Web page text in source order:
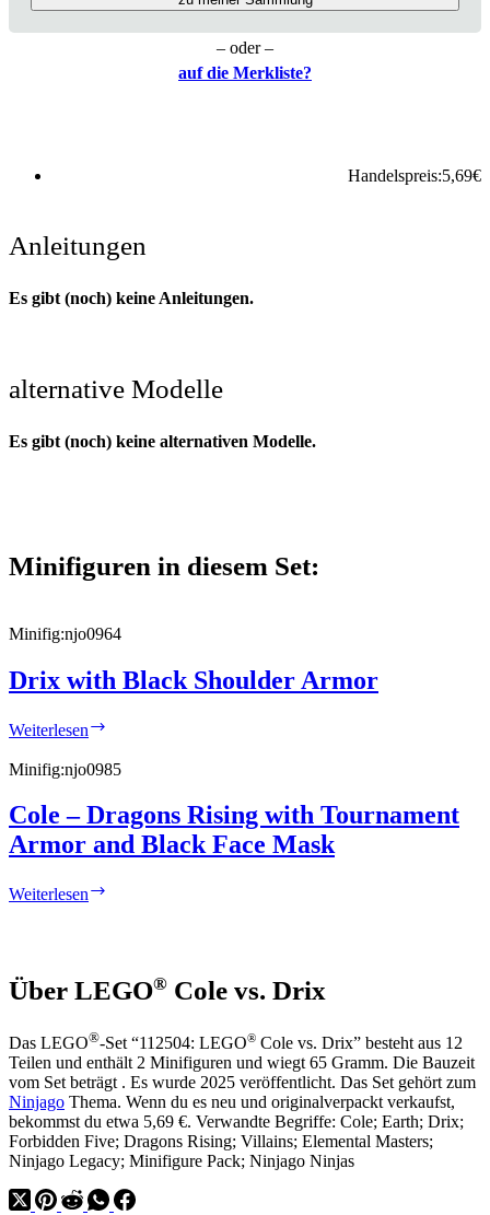
– oder –
auf die Merkliste?
Handelspreis:5,69€
Anleitungen
Es gibt (noch) keine Anleitungen.
alternative Modelle
Es gibt (noch) keine alternativen Modelle.
Minifiguren in diesem Set:
Minifig:njo0964
Drix with Black Shoulder Armor
Weiterlesen
Black
Minifig:njo0985
Cole – Dragons Rising with Tournament
Armor and Black Face Mask
Weiterlesen
Tournament
Black
Face
Mask
Über LEGO® Cole vs. Drix
Das LEGO®-Set “112504: LEGO® Cole vs. Drix” besteht aus 12
Teilen und enthält 2 Minifiguren und wiegt 65 Gramm. Die Bauzeit
vom Set beträgt . Es wurde 2025 veröffentlicht. Das Set gehört zum
Ninjago Thema. Wenn du es neu und originalverpackt verkaufst,
bekommst du etwa 5,69 €. Verwandte Begriffe: Cole; Earth; Drix;
Forbidden Five; Dragons Rising; Villains; Elemental Masters;
Ninjago Legacy; Minifigure Pack; Ninjago Ninjas